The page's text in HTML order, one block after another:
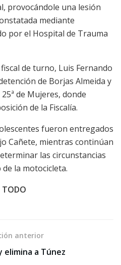
provocándole una lesión
mediante
por el Hospital de Trauma
de turno, Luis Fernando
de Borjas Almeida y
de Mujeres, donde
de la Fiscalía.
fueron entregados
Cañete, mientras continúan
las circunstancias
la motocicleta.
anterior
elimina a Túnez